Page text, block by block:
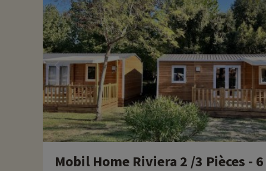
Chez Familytrip nous découvrons chaque année de
remise directement en ligne après avoir choisi votre
Plus d'informations
• Animaux de compagnie acceptés, en supplément
Mobil Home Riviera 2 /3 Pièces -